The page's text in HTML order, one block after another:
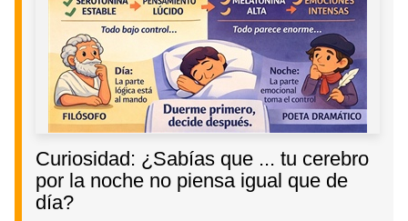
Curiosidad: ¿Sabías que ... tu cerebro
por la noche no piensa igual que de
día?